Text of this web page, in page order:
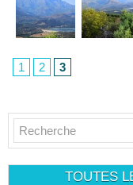
1 2 3
TOUTES